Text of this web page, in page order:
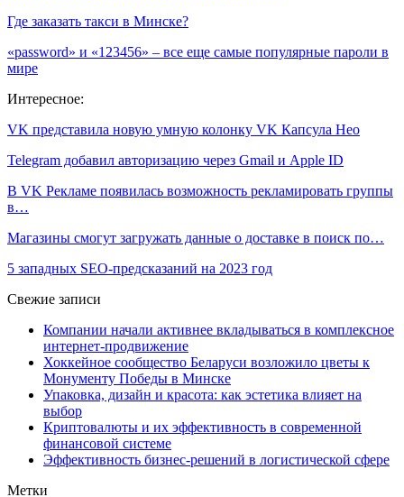
Где заказать такси в Минске?
«password» и «123456» – все еще самые популярные пароли в
мире
Интересное:
VK представила новую умную колонку VK Капсула Нео
Telegram добавил авторизацию через Gmail и Apple ID
В VK Рекламе появилась возможность рекламировать группы
в…
Магазины смогут загружать данные о доставке в поиск по…
5 западных SEO-предсказаний на 2023 год
Свежие записи
Компании начали активнее вкладываться в комплексное
интернет-продвижение
Хоккейное сообщество Беларуси возложило цветы к
Монументу Победы в Минске
Упаковка, дизайн и красота: как эстетика влияет на
выбор
Криптовалюты и их эффективность в современной
финансовой системе
Эффективность бизнес-решений в логистической сфере
Метки